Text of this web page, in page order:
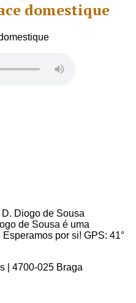
domestique
de Sousa é uma
por si! GPS: 41°
| 4700-025 Braga